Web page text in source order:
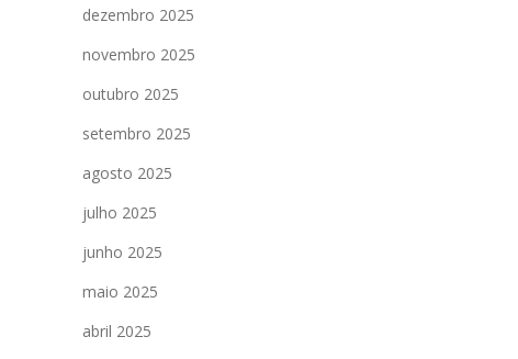
dezembro 2025
novembro 2025
outubro 2025
setembro 2025
agosto 2025
julho 2025
junho 2025
maio 2025
abril 2025